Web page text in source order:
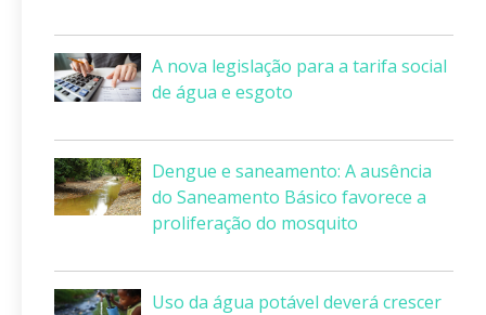
A nova legislação para a tarifa social
de água e esgoto
Dengue e saneamento: A ausência
do Saneamento Básico favorece a
proliferação do mosquito
Uso da água potável deverá crescer